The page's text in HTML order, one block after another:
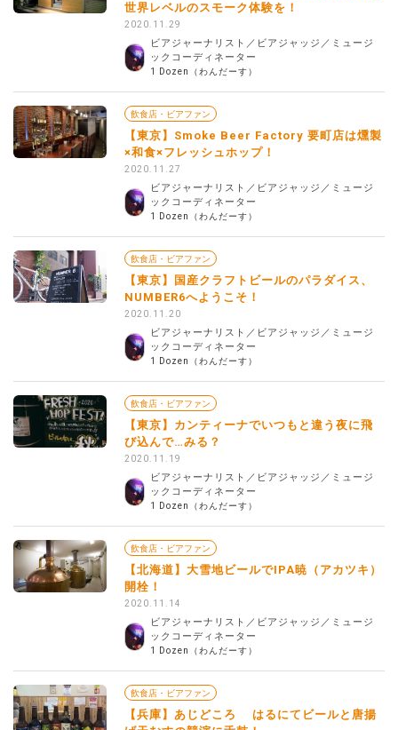
世界レベルのスモーク体験を！
2020.11.29
ビアジャーナリスト／ビアジャッジ／ミュージ
ックコーディネーター
1 Dozen（わんだーす）
飲食店・ビアファン
【東京】Smoke Beer Factory 要町店は燻製
×和食×フレッシュホップ！
2020.11.27
ビアジャーナリスト／ビアジャッジ／ミュージ
ックコーディネーター
1 Dozen（わんだーす）
飲食店・ビアファン
【東京】国産クラフトビールのパラダイス、
NUMBER6へようこそ！
2020.11.20
ビアジャーナリスト／ビアジャッジ／ミュージ
ックコーディネーター
1 Dozen（わんだーす）
飲食店・ビアファン
【東京】カンティーナでいつもと違う夜に飛
び込んで…みる？
2020.11.19
ビアジャーナリスト／ビアジャッジ／ミュージ
ックコーディネーター
1 Dozen（わんだーす）
飲食店・ビアファン
【北海道】大雪地ビールでIPA暁（アカツキ）
開栓！
2020.11.14
ビアジャーナリスト／ビアジャッジ／ミュージ
ックコーディネーター
1 Dozen（わんだーす）
飲食店・ビアファン
【兵庫】あじどころ はるにてビールと唐揚